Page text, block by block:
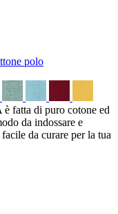
polo
fatta di puro cotone ed
da indossare e
da curare per la tua